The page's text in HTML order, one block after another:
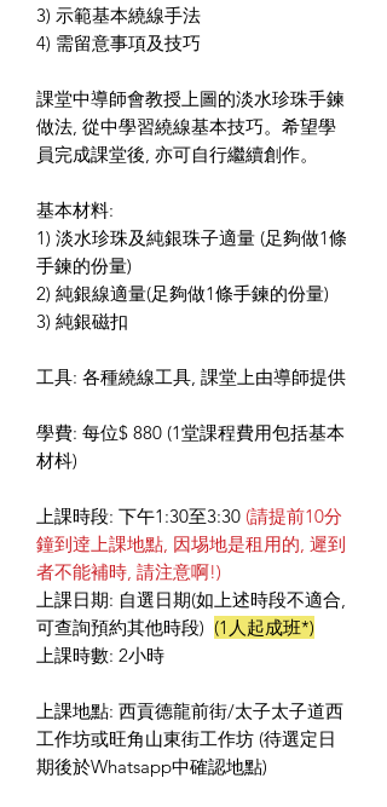
3) 示範基本繞線手法
4) 需留意事項及技巧
課堂中導師會教授上圖的淡水珍珠手鍊
做法, 從中學習繞線基本技巧。希望學
員完成課堂後, 亦可自行繼續創作。
基本材料:
1) 淡水珍珠及純銀珠子適量 (足夠做1條
手鍊的份量)
2) 純銀線適量(足夠做1條手鍊的份量)
3) 純銀磁扣
工具: 各種繞線工具, 課堂上由導師提供
學費: 每位$ 880 (1堂課程費用包括基本
材枓)
上課時段: 下午1:30至3:30 (請提前10分
鐘到逹上課地點, 因埸地是租用的, 遲到
者不能補時, 請注意啊!)
上課日期: 自選日期(如上述時段不適合,
可查詢預約其他時段) (1人起成班*)
上課時數: 2小時
上課地點: 西貢德龍前街/太子太子道西
工作坊或旺角山東街工作坊 (待選定日
期後於Whatsapp中確認地點)